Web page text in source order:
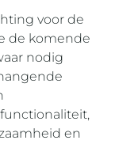
voor de
de komende
nodig
en